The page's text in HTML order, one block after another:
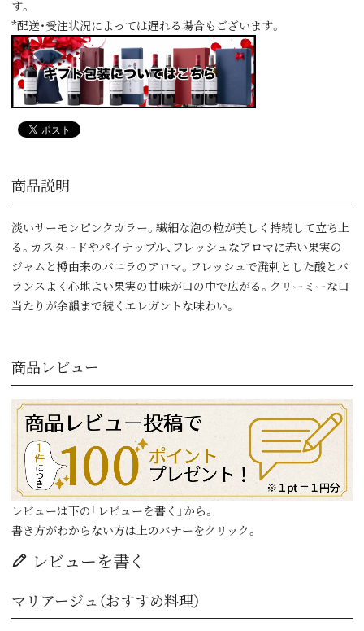
す。
*配送・受注状況によっては遅れる場合もございます。
商品説明
淡いサーモンピンクカラー。繊細な泡の粒が美しく持続して立ち上
る。カスタードやパイナップル、フレッシュなアロマに赤い果実の
ジャムと樽由来のバニラのアロマ。フレッシュで溌剌とした酸とバ
ランスよく心地よい果実の甘味が口の中で広がる。クリーミーな口
当たりが余韻まで続くエレガントな味わい。
商品レビュー
レビューは下の「レビューを書く」から。
書き方がわからない方は上のバナーをクリック。
レビューを書く
マリアージュ（おすすめ料理）